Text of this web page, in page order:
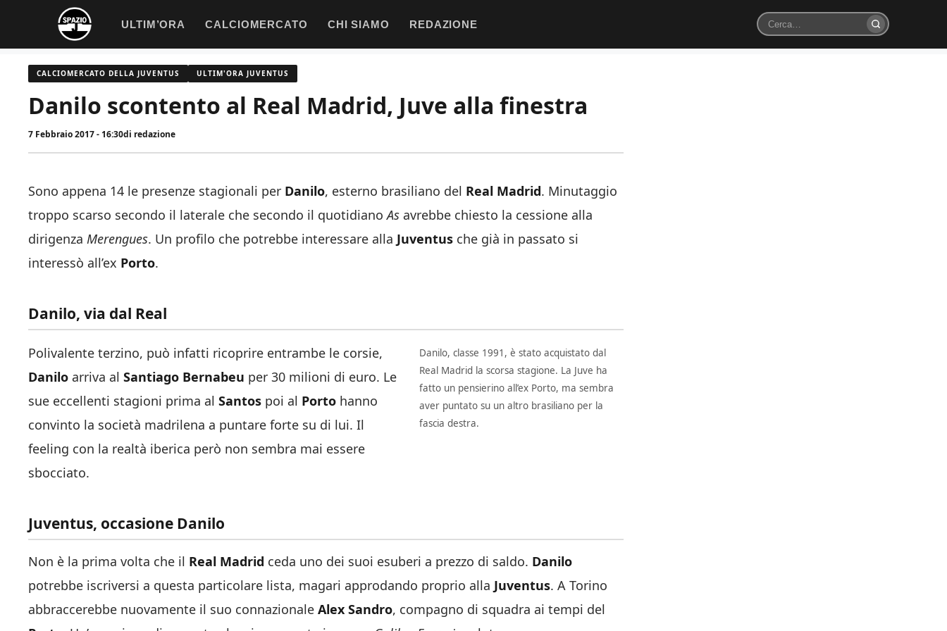
contenuto
ULTIM’ORA CALCIOMERCATO CHI SIAMO REDAZIONE
Cerca
CALCIOMERCATO DELLA JUVENTUS ULTIM'ORA JUVENTUS
Danilo scontento al Real Madrid, Juve alla finestra
7 Febbraio 2017 - 16:30di redazione
Sono appena 14 le presenze stagionali per Danilo, esterno brasiliano del Real Madrid. Minutaggio
troppo scarso secondo il laterale che secondo il quotidianoAs avrebbe chiesto la cessione alla
dirigenza Merengues. Un profilo che potrebbe interessare alla Juventus che già in passato si
interessò all’ex Porto.
Danilo, via dal Real
Danilo, classe 1991, è stato acquistato dal
Real Madrid la scorsa stagione. La Juve ha
fatto un pensierino all’ex Porto, ma sembra
aver puntato su un altro brasiliano per la
fascia destra.
Polivalente terzino, può infatti ricoprire entrambe le corsie,
Danilo arriva al Santiago Bernabeu per 30 milioni di euro. Le
sue eccellenti stagioni prima al Santos poi al Porto hanno
convinto la società madrilena a puntare forte su di lui. Il
feeling con la realtà iberica però non sembra mai essere
sbocciato.
Juventus, occasione Danilo
Non è la prima volta che il Real Madrid ceda uno dei suoi esuberi a prezzo di saldo. Danilo
potrebbe iscriversi a questa particolare lista, magari approdando proprio alla Juventus. A Torino
abbraccerebbe nuovamente il suo connazionale Alex Sandro, compagno di squadra ai tempi del